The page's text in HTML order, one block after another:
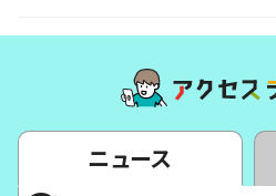
ニュース